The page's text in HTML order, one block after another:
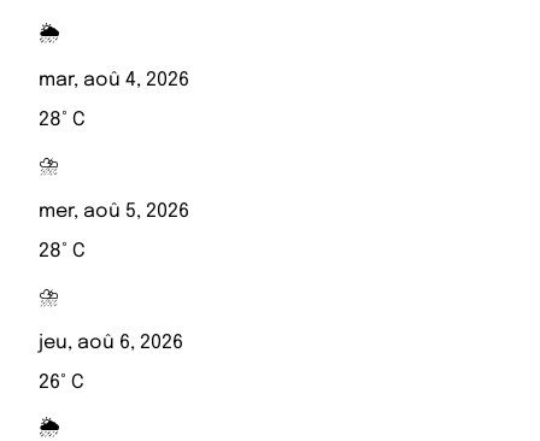
🌦️
mar, aoû 4, 2026
28° C
⛈️
mer, aoû 5, 2026
28° C
⛈️
jeu, aoû 6, 2026
26° C
🌦️